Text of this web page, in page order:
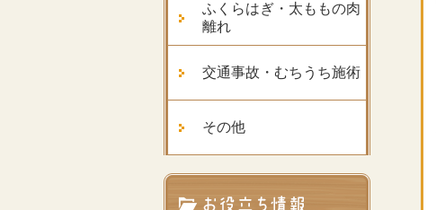
ふくらはぎ・太ももの肉
離れ
交通事故・むちうち施術
その他